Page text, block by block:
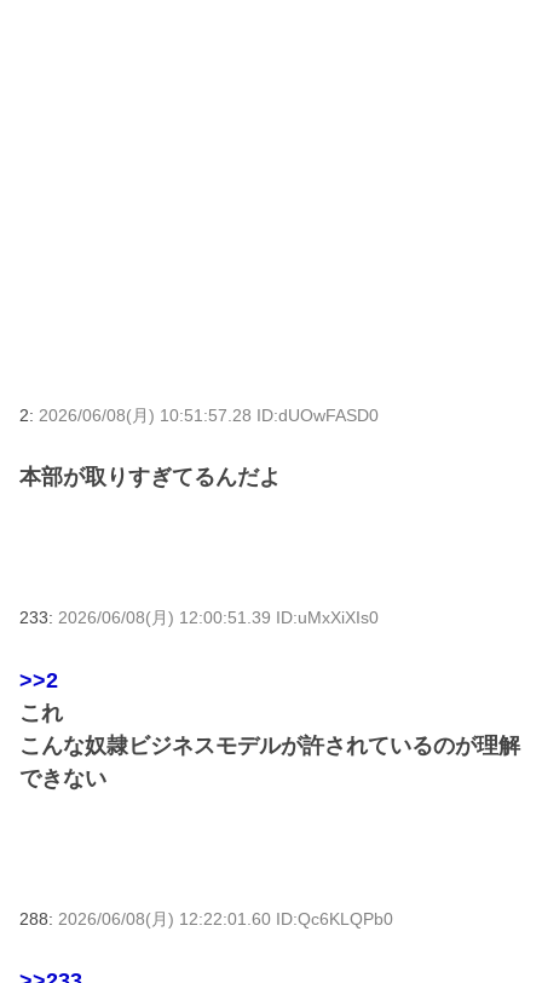
2: 2026/06/08(月) 10:51:57.28 ID:dUOwFASD0
本部が取りすぎてるんだよ
233: 2026/06/08(月) 12:00:51.39 ID:uMxXiXIs0
>>2
これ
こんな奴隷ビジネスモデルが許されているのが理解
できない
288: 2026/06/08(月) 12:22:01.60 ID:Qc6KLQPb0